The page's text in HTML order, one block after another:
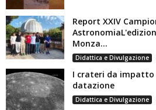
Report XXIV
Monza...
Didattica e Divulgazione
I crateri da impatto
datazione
Didattica e Divulgazione